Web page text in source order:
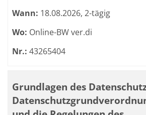
Wann: 18.08.2026, 2-tägig
Wo: Online-BW ver.di
Nr.: 43265404
Grundlagen des